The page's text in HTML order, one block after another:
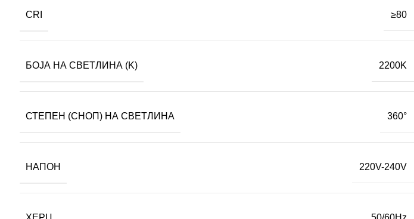
CRI ≥80
БОЈА НА СВЕТЛИНА (K) 2200K
СТЕПЕН (СНОП) НА СВЕТЛИНА 360°
НАПОН 220V-240V